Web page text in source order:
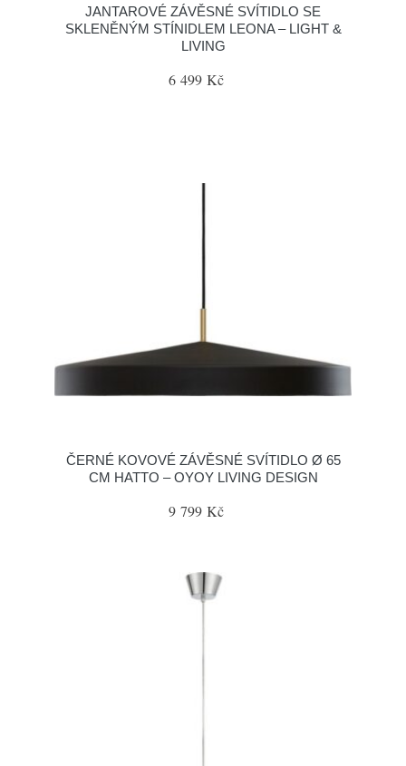
JANTAROVÉ ZÁVĚSNÉ SVÍTIDLO SE
SKLENĚNÝM STÍNIDLEM LEONA – LIGHT &
LIVING
6 499 Kč
ČERNÉ KOVOVÉ ZÁVĚSNÉ SVÍTIDLO Ø 65
CM HATTO – OYOY LIVING DESIGN
9 799 Kč